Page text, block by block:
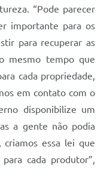
“Pode parecer
importante para os
para recuperar as
mesmo tempo que
cada propriedade,
em contato com o
disponibilize um
a gente não podia
essa lei que
cada produtor”,